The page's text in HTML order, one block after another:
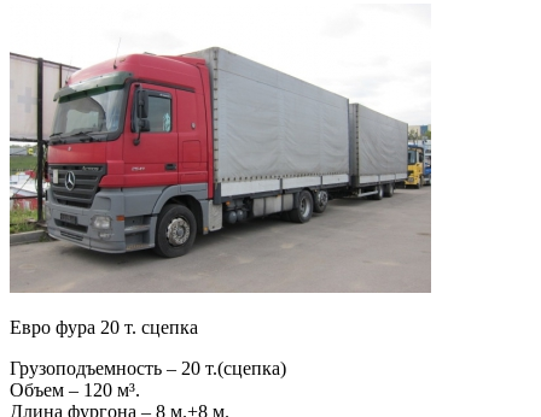
Евро фура 20 т. сцепка
Грузоподъемность – 20 т.(сцепка)
Объем – 120 м³.
Длина фургона – 8 м.+8 м.